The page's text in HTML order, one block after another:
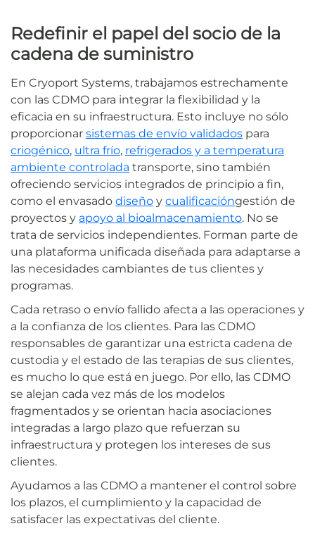
Redefinir el papel del socio de la
cadena de suministro
En Cryoport Systems, trabajamos estrechamente
con las CDMO para integrar la flexibilidad y la
eficacia en su infraestructura. Esto incluye no sólo
proporcionar sistemas de envío validados para
criogénico, ultra frío, refrigerados y a temperatura
ambiente controlada transporte, sino también
ofreciendo servicios integrados de principio a fin,
como el envasado diseño y cualificacióngestión de
proyectos y apoyo al bioalmacenamiento. No se
trata de servicios independientes. Forman parte de
una plataforma unificada diseñada para adaptarse a
las necesidades cambiantes de tus clientes y
programas.
Cada retraso o envío fallido afecta a las operaciones y
a la confianza de los clientes. Para las CDMO
responsables de garantizar una estricta cadena de
custodia y el estado de las terapias de sus clientes,
es mucho lo que está en juego. Por ello, las CDMO
se alejan cada vez más de los modelos
fragmentados y se orientan hacia asociaciones
integradas a largo plazo que refuerzan su
infraestructura y protegen los intereses de sus
clientes.
Ayudamos a las CDMO a mantener el control sobre
los plazos, el cumplimiento y la capacidad de
satisfacer las expectativas del cliente.